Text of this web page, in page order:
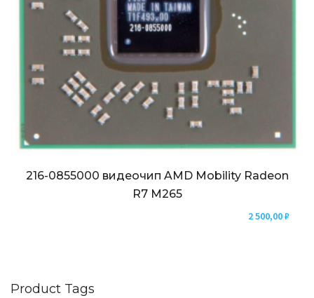
216-0855000 видеочип AMD Mobility Radeon
R7 M265
2 500,00₽
Product Tags